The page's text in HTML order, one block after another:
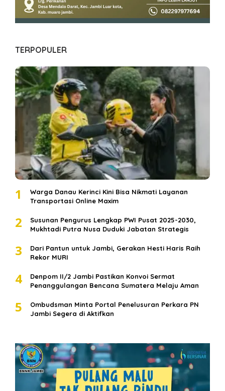
TERPOPULER
1
Warga Danau Kerinci Kini Bisa Nikmati Layanan
Transportasi Online Maxim
2
Susunan Pengurus Lengkap PWI Pusat 2025-2030,
Mukhtadi Putra Nusa Duduki Jabatan Strategis
3
Dari Pantun untuk Jambi, Gerakan Hesti Haris Raih
Rekor MURI
4
Denpom II/2 Jambi Pastikan Konvoi Sermat
Penanggulangan Bencana Sumatera Melaju Aman
5
Ombudsman Minta Portal Penelusuran Perkara PN
Jambi Segera di Aktifkan